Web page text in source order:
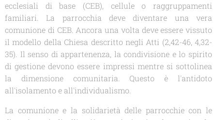
ecclesiali di base (CEB), cellule o raggruppamenti
familiari. La parrocchia deve diventare una vera
comunione di CEB. Ancora una volta deve essere vissuto
il modello della Chiesa descritto negli Atti (2,42-46, 4,32-
35). Il senso di appartenenza, la condivisione e lo spirito
di gestione devono essere impressi mentre si sottolinea
la dimensione comunitaria. Questo è l'antidoto
all'isolamento e all'individualismo.
La comunione e la solidarietà delle parrocchie con le